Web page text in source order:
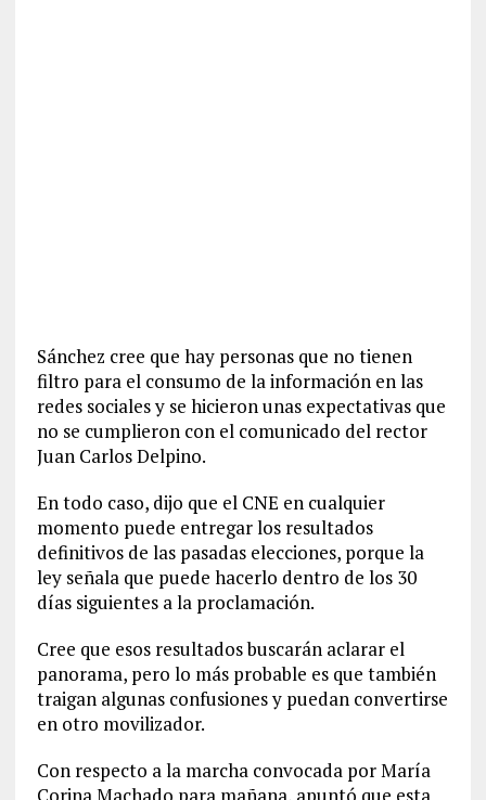
Sánchez cree que hay personas que no tienen
filtro para el consumo de la información en las
redes sociales y se hicieron unas expectativas que
no se cumplieron con el comunicado del rector
Juan Carlos Delpino.
En todo caso, dijo que el CNE en cualquier
momento puede entregar los resultados
definitivos de las pasadas elecciones, porque la
ley señala que puede hacerlo dentro de los 30
días siguientes a la proclamación.
Cree que esos resultados buscarán aclarar el
panorama, pero lo más probable es que también
traigan algunas confusiones y puedan convertirse
en otro movilizador.
Con respecto a la marcha convocada por María